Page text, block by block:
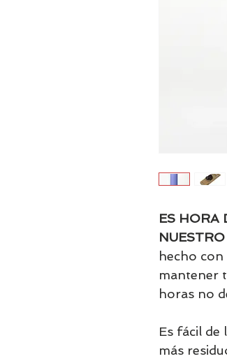
ES HORA
hecho con
mantener
horas no
Es fácil de
más